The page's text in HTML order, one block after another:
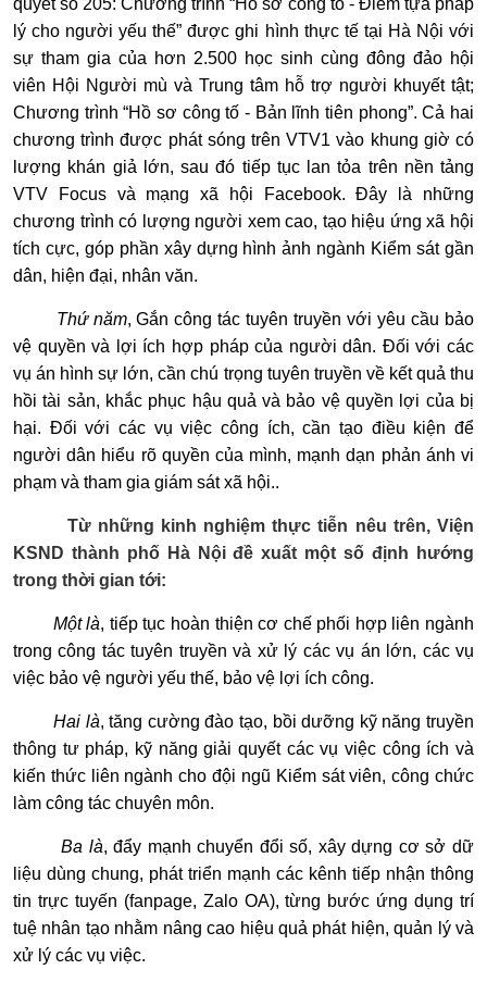
lý cho người yếu thế” được ghi hình thực tế tại Hà Nội với
sự tham gia của hơn 2.500 học sinh cùng đông đảo hội
viên Hội Người mù và Trung tâm hỗ trợ người khuyết tật;
Chương trình “Hồ sơ công tố - Bản lĩnh tiên phong”. Cả hai
chương trình được phát sóng trên VTV1 vào khung giờ có
lượng khán giả lớn, sau đó tiếp tục lan tỏa trên nền tảng
VTV Focus và mạng xã hội Facebook. Đây là những
chương trình có lượng người xem cao, tạo hiệu ứng xã hội
tích cực, góp phần xây dựng hình ảnh ngành Kiểm sát gần
dân, hiện đại, nhân văn.
Thứ năm, Gắn công tác tuyên truyền với yêu cầu bảo
vệ quyền và lợi ích hợp pháp của người dân. Đối với các
vụ án hình sự lớn, cần chú trọng tuyên truyền về kết quả thu
hồi tài sản, khắc phục hậu quả và bảo vệ quyền lợi của bị
hại. Đối với các vụ việc công ích, cần tạo điều kiện để
người dân hiểu rõ quyền của mình, mạnh dạn phản ánh vi
phạm và tham gia giám sát xã hội..
Từ những kinh nghiệm thực tiễn nêu trên, Viện
KSND thành phố Hà Nội đề xuất một số định hướng
trong thời gian tới:
Một là, tiếp tục hoàn thiện cơ chế phối hợp liên ngành
trong công tác tuyên truyền và xử lý các vụ án lớn, các vụ
việc bảo vệ người yếu thế, bảo vệ lợi ích công.
Hai là, tăng cường đào tạo, bồi dưỡng kỹ năng truyền
thông tư pháp, kỹ năng giải quyết các vụ việc công ích và
kiến thức liên ngành cho đội ngũ Kiểm sát viên, công chức
làm công tác chuyên môn.
Ba là, đẩy mạnh chuyển đổi số, xây dựng cơ sở dữ
liệu dùng chung, phát triển mạnh các kênh tiếp nhận thông
tin trực tuyến (fanpage, Zalo OA), từng bước ứng dụng trí
tuệ nhân tạo nhằm nâng cao hiệu quả phát hiện, quản lý và
xử lý các vụ việc.